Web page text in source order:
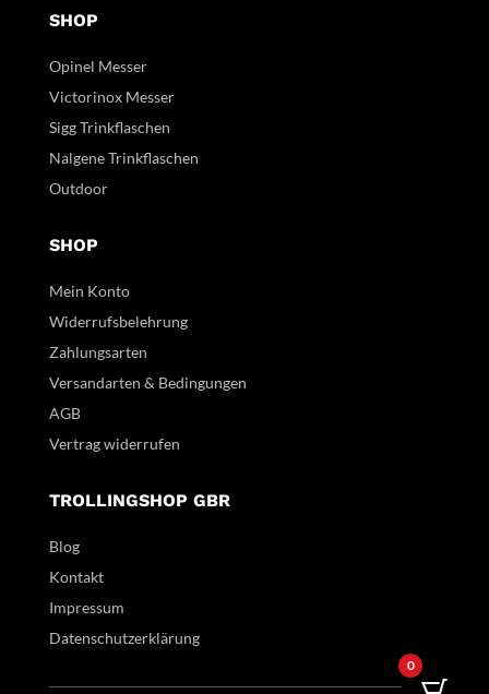
SHOP
Opinel Messer
Victorinox Messer
Sigg Trinkflaschen
Nalgene Trinkflaschen
Outdoor
SHOP
Mein Konto
Widerrufsbelehrung
Zahlungsarten
Versandarten & Bedingungen
AGB
Vertrag widerrufen
TROLLINGSHOP GBR
Blog
Kontakt
Impressum
Datenschutzerklärung
0